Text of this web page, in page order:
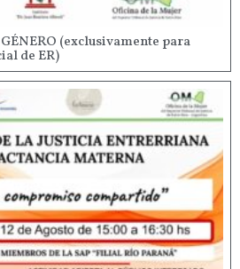
(exclusivamente para
de ER)